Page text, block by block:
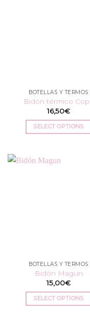
BOTELLAS Y TERMOS
Bidón térmico
16,50€
SELECT OPTIONS
BOTELLAS Y TERMOS
Bidón Magun
15,00€
SELECT OPTIONS